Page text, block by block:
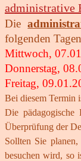
administrative
Die
folgenden
Mittwoch,
Donnerstag,
Freitag,
Bei diesem Termin
Die
Überprüfung der
Sollten Sie
besuchen wird, so